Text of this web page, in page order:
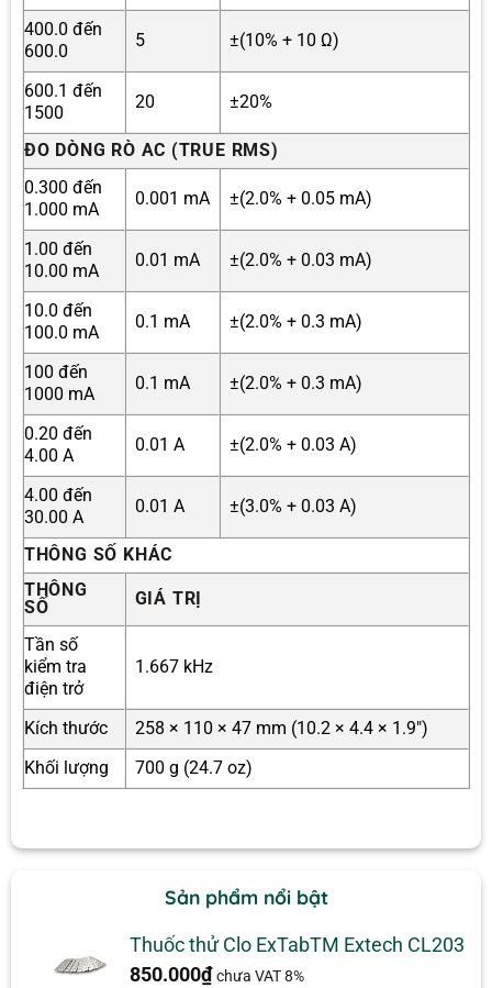
400.0 đến
600.0
5 ±(10% + 10 Ω)
600.1 đến
1500
20 ±20%
ĐO DÒNG RÒ AC (TRUE RMS)
0.300 đến
1.000 mA
0.001 mA ±(2.0% + 0.05 mA)
1.00 đến
10.00 mA
0.01 mA ±(2.0% + 0.03 mA)
10.0 đến
100.0 mA
0.1 mA ±(2.0% + 0.3 mA)
100 đến
1000 mA
0.1 mA ±(2.0% + 0.3 mA)
0.20 đến
4.00 A
0.01 A ±(2.0% + 0.03 A)
4.00 đến
30.00 A
0.01 A ±(3.0% + 0.03 A)
THÔNG SỐ KHÁC
THÔNG
SỐ
GIÁ TRỊ
Tần số
kiểm tra
điện trở
1.667 kHz
Kích thước
258 × 110 × 47 mm (10.2 × 4.4 × 1.9″)
Khối lượng
700 g (24.7 oz)
Sản phẩm nổi bật
Thuốc thử Clo ExTabTM Extech CL203
850.000₫ chưa VAT 8%